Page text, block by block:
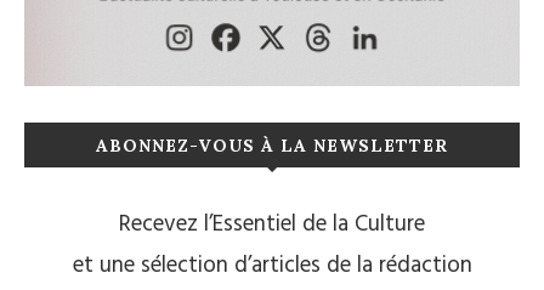
ABONNEZ-VOUS À LA NEWSLETTER
Recevez l’Essentiel de la Culture
et une sélection d’articles de la rédaction